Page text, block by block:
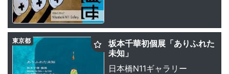
坂本千華初個展「ありふれた
未知」
日本橋N11ギャラリー
東京都